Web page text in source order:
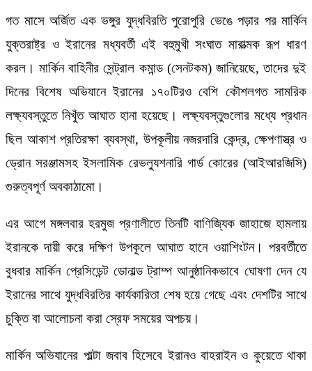
গত মাসে অর্জিত এক ভঙ্গুর যুদ্ধবিরতি পুরোপুরি ভেঙে পড়ার পর মার্কিন
যুক্তরাষ্ট্র ও ইরানের মধ্যবর্তী এই বহুমুখী সংঘাত মারাত্মক রূপ ধারণ
করল। মার্কিন বাহিনীর সেন্ট্রাল কমান্ড (সেনটকম) জানিয়েছে, তাদের দুই
দিনের বিশেষ অভিযানে ইরানের ১৭০টিরও বেশি কৌশলগত সামরিক
লক্ষ্যবস্তুতে নিখুঁত আঘাত হানা হয়েছে। লক্ষ্যবস্তুগুলোর মধ্যে প্রধান
ছিল আকাশ প্রতিরক্ষা ব্যবস্থা, উপকূলীয় নজরদারি কেন্দ্র, ক্ষেপণাস্ত্র ও
ড্রোন সরঞ্জামসহ ইসলামিক রেভল্যুশনারি গার্ড কোরের (আইআরজিসি)
গুরুত্বপূর্ণ অবকাঠামো।
এর আগে মঙ্গলবার হরমুজ প্রণালীতে তিনটি বাণিজ্যিক জাহাজে হামলায়
ইরানকে দায়ী করে দক্ষিণ উপকূলে আঘাত হানে ওয়াশিংটন। পরবর্তীতে
বুধবার মার্কিন প্রেসিডেন্ট ডোনাল্ড ট্রাম্প আনুষ্ঠানিকভাবে ঘোষণা দেন যে
ইরানের সাথে যুদ্ধবিরতির কার্যকারিতা শেষ হয়ে গেছে এবং দেশটির সাথে
চুক্তি বা আলোচনা করা স্রেফ সময়ের অপচয়।
মার্কিন অভিযানের পাল্টা জবাব হিসেবে ইরানও বাহরাইন ও কুয়েতে থাকা